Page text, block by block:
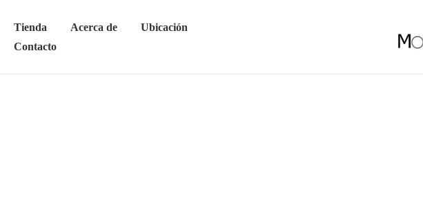
Tienda Acerca de
Ubicación
Contacto